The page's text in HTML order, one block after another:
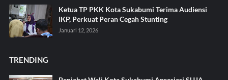
Ketua TP PKK Kota Sukabumi Terima Audiensi
IKP, Perkuat Peran Cegah Stunting
Januari 12, 2026
TRENDING